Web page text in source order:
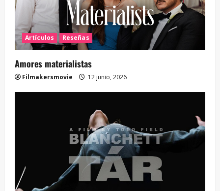
Artículos Reseñas
Amores materialistas
Filmakersmovie 12 junio, 2026